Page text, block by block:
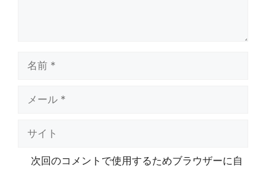
次回のコメントで使用するためブラウザーに自